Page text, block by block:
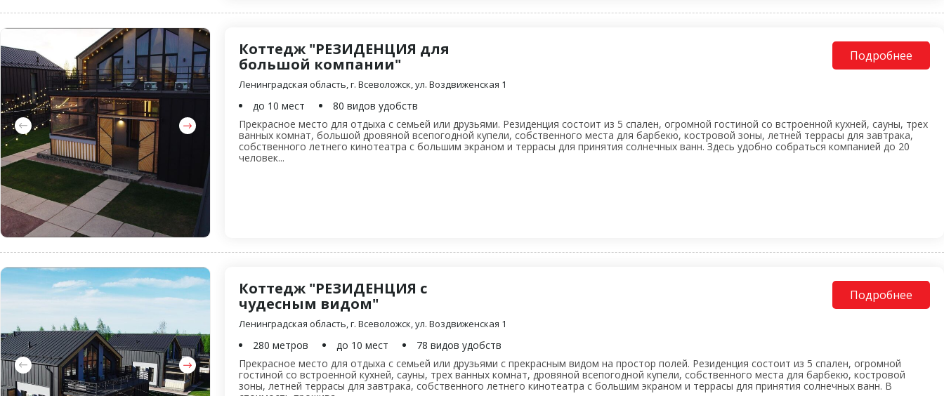
Коттедж "РЕЗИДЕНЦИЯ для
большой компании"
Ленинградская область, г. Всеволожск, ул. Воздвиженская 1
до 10 мест
80 видов удобств
Прекрасное место для отдыха с семьей или друзьями. Резиденция состоит из 5 спален, огромной гостиной со встроенной кухней, сауны, трех
ванных комнат, большой дровяной всепогодной купели, собственного места для барбекю, костровой зоны, летней террасы для завтрака,
собственного летнего кинотеатра с большим экраном и террасы для принятия солнечных ванн. Здесь удобно собраться компанией до 20
человек...
Подробнее
Коттедж "РЕЗИДЕНЦИЯ с
чудесным видом"
Ленинградская область, г. Всеволожск, ул. Воздвиженская 1
280 метров до 10 мест
78 видов удобств
Прекрасное место для отдыха с семьей или друзьями с прекрасным видом на простор полей. Резиденция состоит из 5 спален, огромной
гостиной со встроенной кухней, сауны, трех ванных комнат, дровяной всепогодной купели, собственного места для барбекю, костровой
зоны, летней террасы для завтрака, собственного летнего кинотеатра с большим экраном и террасы для принятия солнечных ванн. В
Подробнее